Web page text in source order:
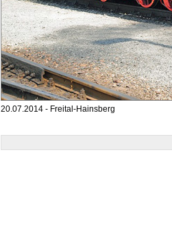
20.07.2014 - Freital-Hainsberg